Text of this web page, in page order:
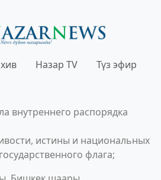
Назар TV Түз эфир
внутреннего распорядка
истины и национальных
флага;